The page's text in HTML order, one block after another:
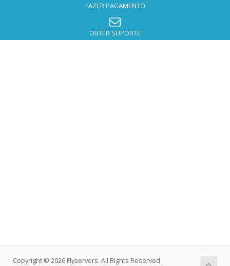
FAZER PAGAMENTO
OBTER SUPORTE
Copyright © 2026 Flyservers. All Rights Reserved.